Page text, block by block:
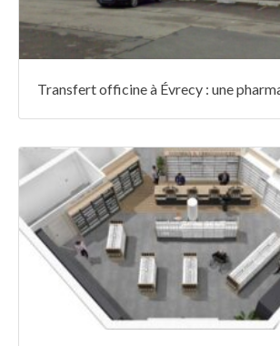
Transfert officine à Évrecy : une